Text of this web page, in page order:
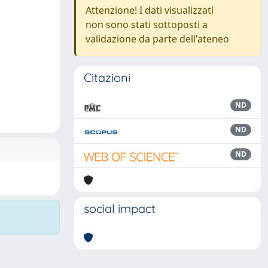
Attenzione! I dati visualizzati
non sono stati sottoposti a
validazione da parte dell'ateneo
Citazioni
ND
ND
ND
social impact